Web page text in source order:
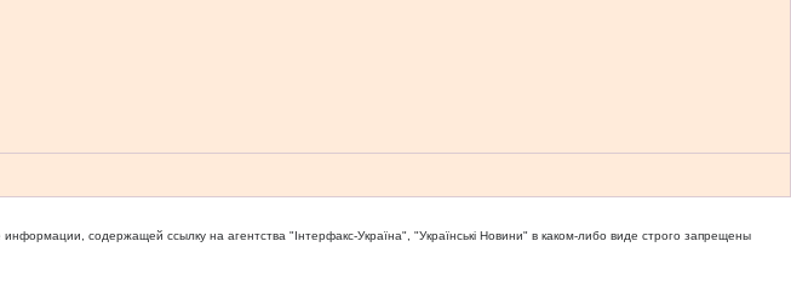
содержащей ссылку на агентства "Iнтерфакс-Україна", "Українськi Новини" в каком-либо виде строго запрещены